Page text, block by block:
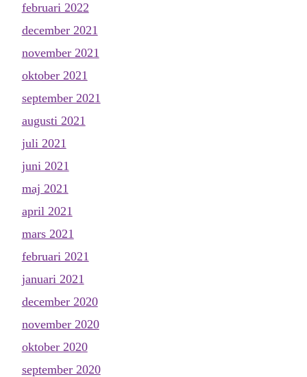
februari 2022
december 2021
november 2021
oktober 2021
september 2021
augusti 2021
juli 2021
juni 2021
maj 2021
april 2021
mars 2021
februari 2021
januari 2021
december 2020
november 2020
oktober 2020
september 2020